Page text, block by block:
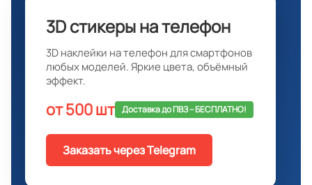
3D стикеры на телефон
3D наклейки на телефон для смартфонов
любых моделей. Яркие цвета, объёмный
эффект.
от 500 шт Доставка до ПВЗ -- БЕСПЛАТНО!
Заказать через Telegram